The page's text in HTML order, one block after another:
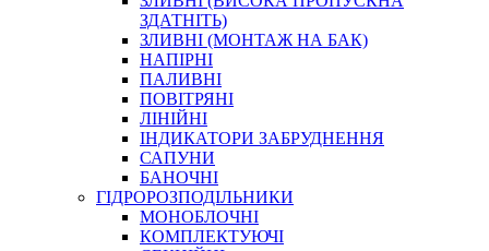
САДОВИЙ ІНВЕНТАР
ЕЛЕКТРИЧНІ ПРИЛАДИ
ПАЛЬНИКИ, ПАЯЛЬНИКИ, ПАЯЛЬНІ ЛАМПИ
ІНСТРУМЕНТИ ДЛЯ ЕЛЕКТРИКА
ЕЛЕКТРОІНСТРУМЕНТИ
ЗАМКИ І КОМПЛЕКТУЮЧІ
ІНСТРУМЕНТИ ДЛЯ ЗВАРЮВАННЯ, АКСЕСУАРИ
ЗДАТНІТЬ)
ЗЛИВНІ (МОНТАЖ НА БАК)
НАПІРНІ
ПАЛИВНІ
ПОВІТРЯНІ
ЛІНІЙНІ
ІНДИКАТОРИ ЗАБРУДНЕННЯ
САПУНИ
БАНОЧНІ
ГІДРОРОЗПОДІЛЬНИКИ
МОНОБЛОЧНІ
КОМПЛЕКТУЮЧІ